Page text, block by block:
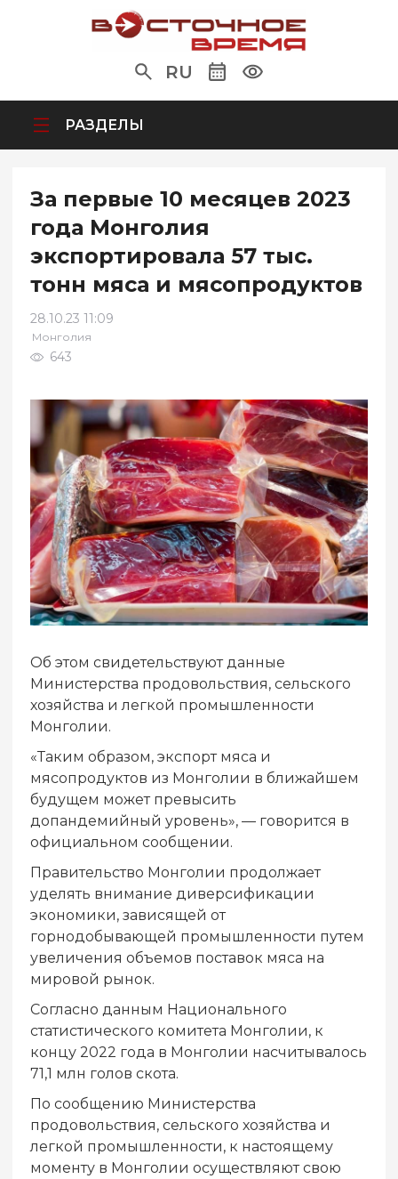
RU
РАЗДЕЛЫ
За первые 10 месяцев 2023
года Монголия
экспортировала 57 тыс.
тонн мяса и мясопродуктов
28.10.23 11:09
Монголия
643
Об этом свидетельствуют данные
Министерства продовольствия, сельского
хозяйства и легкой промышленности
Монголии.
«Таким образом, экспорт мяса и
мясопродуктов из Монголии в ближайшем
будущем может превысить
допандемийный уровень», — говорится в
официальном сообщении.
Правительство Монголии продолжает
уделять внимание диверсификации
экономики, зависящей от
горнодобывающей промышленности путем
увеличения объемов поставок мяса на
мировой рынок.
Согласно данным Национального
статистического комитета Монголии, к
концу 2022 года в Монголии насчитывалось
71,1 млн голов скота.
По сообщению Министерства
продовольствия, сельского хозяйства и
легкой промышленности, к настоящему
моменту в Монголии осуществляют свою